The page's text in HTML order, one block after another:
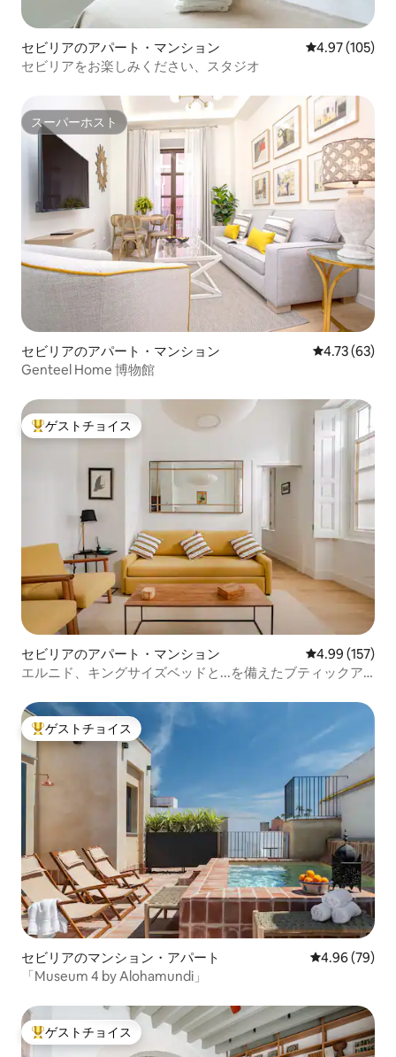
セビリアのアパート・マンション レビュー105
4.97 (105)
セビリアをお楽しみください、スタジオ
スーパーホスト
スーパーホスト
セビリアのアパート・マンション レビュー63
4.73 (63)
Genteel Home 博物館
大好評のゲストチョイスです。
ゲストチョイス
セビリアのアパート・マンション レビュー157
4.99 (157)
エルニド、キングサイズベッドと...を備えたブティックア
大好評のゲストチョイスです。
ゲストチョイス
セビリアのマンション・アパート レビュー79
4.96 (79)
「Museum 4 by Alohamundi」
大好評のゲストチョイスです。
ゲストチョイス